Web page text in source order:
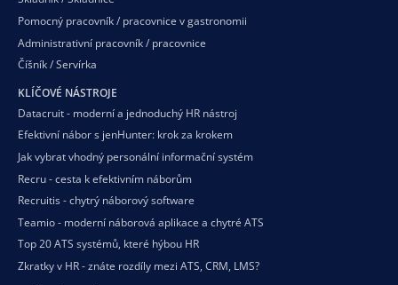
Pomocný pracovník / pracovnice v gastronomii
Administrativní pracovník / pracovnice
Číšník / Servírka
KLÍČOVÉ NÁSTROJE
Datacruit - moderní a jednoduchý HR nástroj
Efektivní nábor s jenHunter: krok za krokem
Jak vybrat vhodný personální informační systém
Recru - cesta k efektivním náborům
Recruitis - chytrý náborový software
Teamio - moderní náborová aplikace a chytré ATS
Top 20 ATS systémů, které hýbou HR
Zkratky v HR - znáte rozdíly mezi ATS, CRM, LMS?